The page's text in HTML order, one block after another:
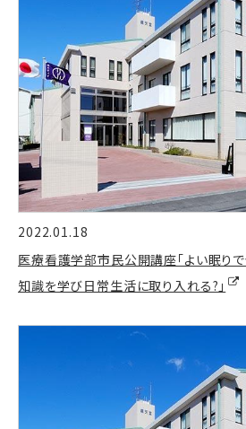
2022.01.18
医療看護学部市民公開講座「よい眠り
知識を学び日常生活に取り入れる?」